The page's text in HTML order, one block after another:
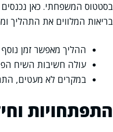
בסטטוס המשפחתי. כאן נכנסים
בריאות המלווים את התהליך
ההליך מאפשר זמן
עולה חשיבות השיח
במקרים לא מעטים,
התפתחויות